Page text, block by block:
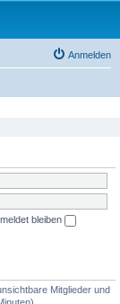
Anmelden
bleiben
Mitglieder und